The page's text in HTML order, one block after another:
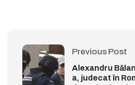
Previous Post
Alexandru
a, judecat în